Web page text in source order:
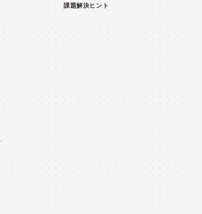
課題解決ヒント